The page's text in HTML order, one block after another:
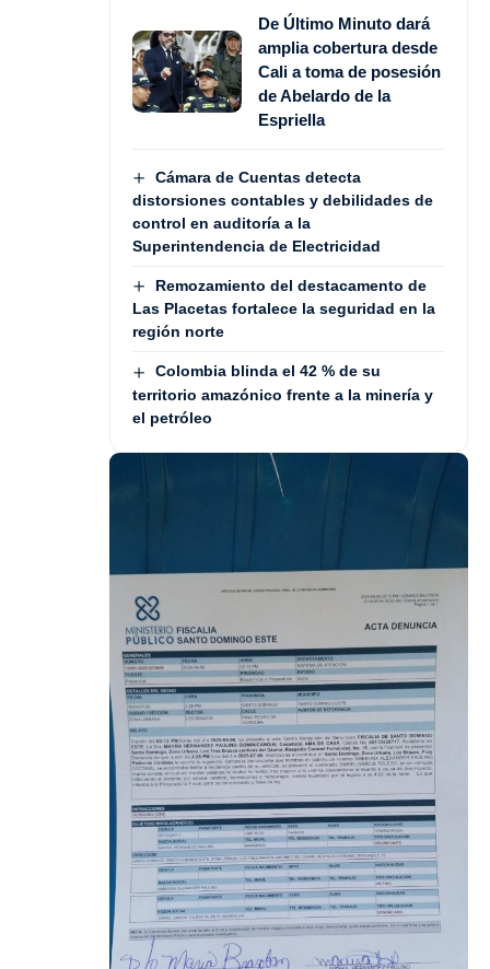
De Último Minuto dará
amplia cobertura desde
Cali a toma de posesión
de Abelardo de la
Espriella
Cámara de Cuentas detecta
distorsiones contables y debilidades de
control en auditoría a la
Superintendencia de Electricidad
Remozamiento del destacamento de
Las Placetas fortalece la seguridad en la
región norte
Colombia blinda el 42 % de su
territorio amazónico frente a la minería y
el petróleo